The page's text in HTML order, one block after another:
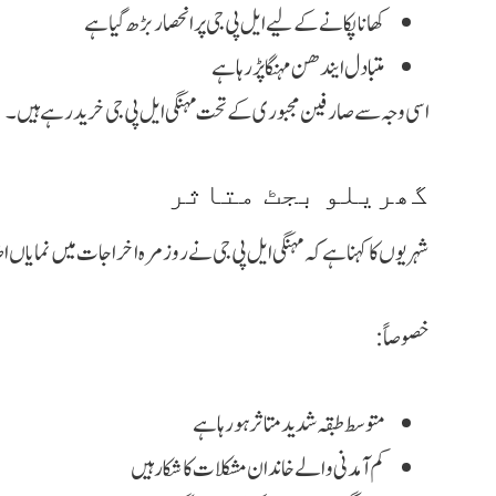
کھانا پکانے کے لیے ایل پی جی پر انحصار بڑھ گیا ہے
متبادل ایندھن مہنگا پڑ رہا ہے
اسی وجہ سے صارفین مجبوری کے تحت مہنگی ایل پی جی خرید رہے ہیں۔
گھریلو بجٹ متاثر
شہریوں کا کہنا ہے کہ مہنگی ایل پی جی نے روزمرہ اخراجات میں
خصوصاً:
متوسط طبقہ شدید متاثر ہو رہا ہے
کم آمدنی والے خاندان مشکلات کا شکار ہیں